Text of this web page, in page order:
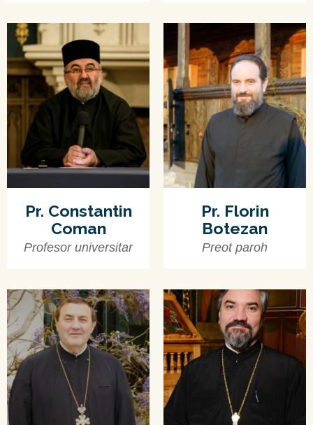
Pr. Constantin
Coman
Profesor universitar
Pr. Florin
Botezan
Preot paroh